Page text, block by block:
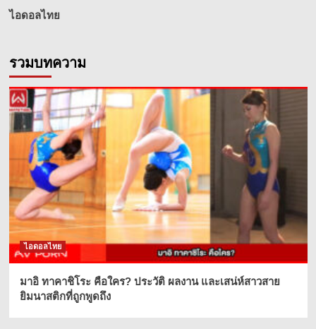
ไอดอลไทย
รวมบทความ
ไอดอลไทย
มาอิ ทาคาชิโระ คือใคร? ประวัติ ผลงาน และเสน่ห์สาวสาย
ยิมนาสติกที่ถูกพูดถึง